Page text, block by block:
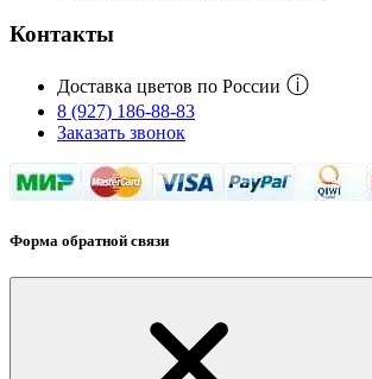
Контакты
Доставка цветов по России ⓘ
8 (927) 186-88-83
Заказать звонок
Форма обратной связи